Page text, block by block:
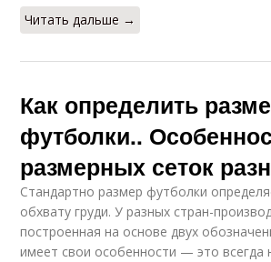
Читать дальше →
Как определить
футболки..
размерных сеток
Стандартно размер футболки
обхвату груди. У разных стран-
построенная на основе двух
имеет свои особенности — это всегда